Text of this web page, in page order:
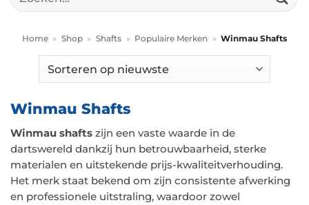
naar:
Home » Shop » Shafts » Populaire Merken » Winmau Shafts
Winmau Shafts
Winmau shafts zijn een vaste waarde in de
dartswereld dankzij hun betrouwbaarheid, sterke
materialen en uitstekende prijs-kwaliteitverhouding.
Het merk staat bekend om zijn consistente afwerking
en professionele uitstraling, waardoor zowel